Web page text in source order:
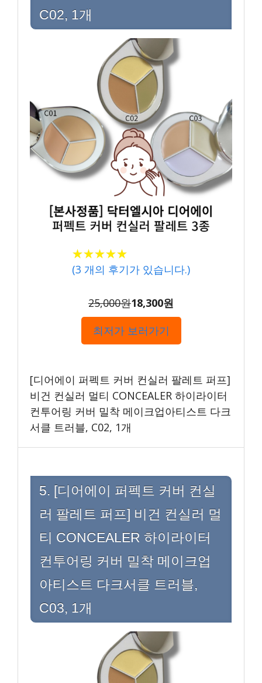
C02, 1개
★★★★★
★★★★★
(3 개의 후기가 있습니다.)
25,000원18,300원
최저가 보러가기
[디어에이 퍼펙트 커버 컨실러 팔레트 퍼프]
비건 컨실러 멀티 CONCEALER 하이라이터
컨투어링 커버 밀착 메이크업아티스트 다크
서클 트러블, C02, 1개
5. [디어에이 퍼펙트 커버 컨실
러 팔레트 퍼프] 비건 컨실러 멀
티 CONCEALER 하이라이터
컨투어링 커버 밀착 메이크업
아티스트 다크서클 트러블,
C03, 1개